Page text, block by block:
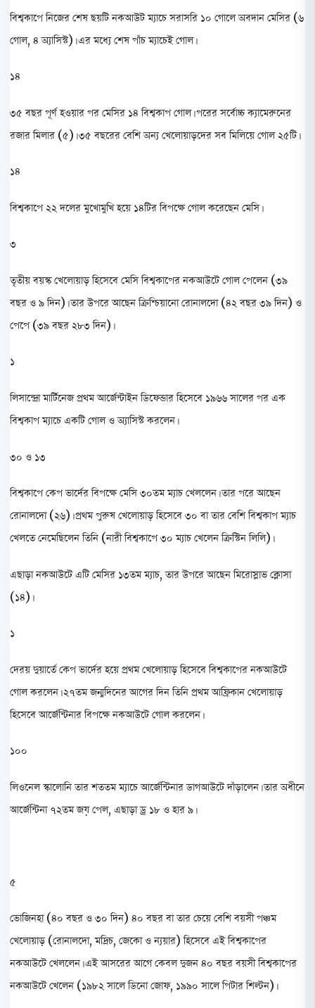
বিশ্বকাপে নিজের শেষ ছয়টি নকআউট ম্যাচে সরাসরি ১০ গোলে অবদান মেসির (৬
গোল, ৪ অ্যাসিস্ট)। এর মধ্যে শেষ পাঁচ ম্যাচেই গোল।
১৪
৩৫ বছর পূর্ণ হওয়ার পর মেসির ১৪ বিশ্বকাপ গোল। পরের সর্বোচ্চ ক্যামেরুনের
রজার মিলার (৫)। ৩৫ বছরের বেশি অন্য খেলোয়াড়দের সব মিলিয়ে গোল ২৫টি।
১৪
বিশ্বকাপে ২২ দলের মুখোমুখি হয়ে ১৪টির বিপক্ষে গোল করেছেন মেসি।
৩
তৃতীয় বয়স্ক খেলোয়াড় হিসেবে মেসি বিশ্বকাপের নকআউটে গোল পেলেন (৩৯
বছর ও ৯ দিন)। তার উপরে আছেন ক্রিশ্চিয়ানো রোনালদো (৪২ বছর ৩৯ দিন) ও
পেপে (৩৯ বছর ২৮৩ দিন)।
১
লিসান্দ্রো মার্টিনেজ প্রথম আর্জেন্টাইন ডিফেন্ডার হিসেবে ১৯৬৬ সালের পর এক
বিশ্বকাপ ম্যাচে একটি গোল ও অ্যাসিস্ট করলেন।
৩০ ও ১৩
বিশ্বকাপে কেপ ভার্দের বিপক্ষে মেসি ৩০তম ম্যাচ খেললেন। তার পরে আছেন
রোনালদো (২৬)। প্রথম পুরুষ খেলোয়াড় হিসেবে ৩০ বা তার বেশি বিশ্বকাপ ম্যাচ
খেলতে নেমেছিলেন তিনি (নারী বিশ্বকাপে ৩০ ম্যাচ খেলেন ক্রিস্টিন লিলি)।
এছাড়া নকআউটে এটি মেসির ১৩তম ম্যাচ, তার উপরে আছেন মিরোস্লাভ ক্লোসা
(১৪)।
১
দেরয় দুয়ার্তে কেপ ভার্দের হয়ে প্রথম খেলোয়াড় হিসেবে বিশ্বকাপের নকআউটে
গোল করলেন। ২৭তম জন্মদিনের আগের দিন তিনি প্রথম আফ্রিকান খেলোয়াড়
হিসেবে আর্জেন্টিনার বিপক্ষে নকআউটে গোল করলেন।
১০০
লিওনেল স্কালোনি তার শততম ম্যাচে আর্জেন্টিনার ডাগআউটে দাঁড়ালেন। তার অধীনে
আর্জেন্টিনা ৭২তম জয় পেল, এছাড়া ড্র ১৮ ও হার ৯।
৫
ভোজিনহা (৪০ বছর ও ৩০ দিন) ৪০ বছর বা তার চেয়ে বেশি বয়সী পঞ্চম
খেলোয়াড় (রোনালদো, মদ্রিচ, জেকো ও ন্যয়ার) হিসেবে এই বিশ্বকাপের
নকআউটে খেললেন। এই আসরের আগে কেবল দুজন ৪০ বছর বয়সী বিশ্বকাপের
নকআউটে খেলেন (১৯৮২ সালে ডিনো জোফ, ১৯৯০ সালে পিটার শিল্টন)।